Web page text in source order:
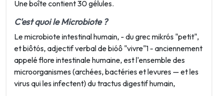
Une boîte contient 30 gélules.
C'est quoi le Microbiote ?
Le microbiote intestinal humain, - du grec mikrós "petit",
et biôtós, adjectif verbal de bióô "vivre"1 - anciennement
appelé flore intestinale humaine, est l'ensemble des
microorganismes (archées, bactéries et levures — et les
virus qui les infectent) du tractus digestif humain,